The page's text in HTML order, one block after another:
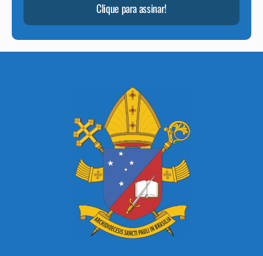
Clique para assinar!